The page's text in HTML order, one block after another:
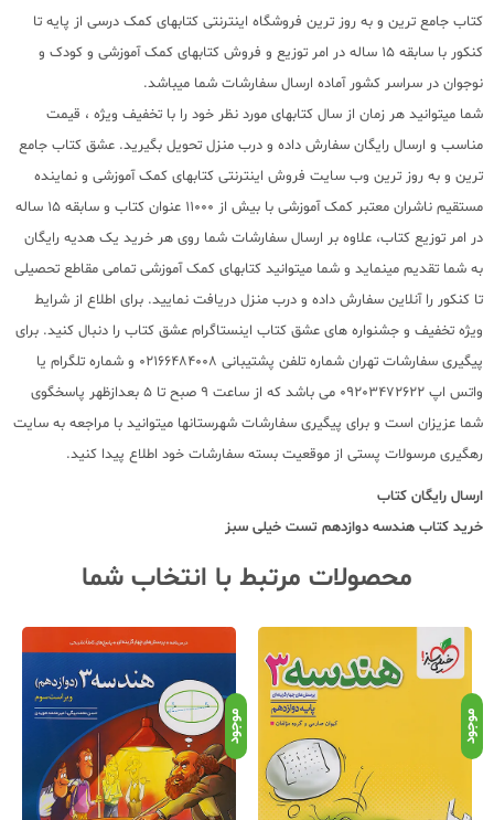
کتاب جامع ترین و به روز ترین فروشگاه اینترنتی کتابهای کمک درسی از پایه تا
کنکور با سابقه 15 ساله در امر توزیع و فروش کتابهای کمک آموزشی و کودک و
نوجوان در سراسر کشور آماده ارسال سفارشات شما میباشد.
شما میتوانید هر زمان از سال کتابهای مورد نظر خود را با تخفیف ویژه ، قیمت
مناسب و ارسال رایگان سفارش داده و درب منزل تحویل بگیرید. عشق کتاب جامع
ترین و به روز ترین وب سایت فروش اینترنتی کتابهای کمک آموزشی و نماینده
مستقیم ناشران معتبر کمک آموزشی با بیش از 11000 عنوان کتاب و سابقه 15 ساله
در امر توزیع کتاب، علاوه بر ارسال سفارشات شما روی هر خرید یک هدیه رایگان
به شما تقدیم مینماید و شما میتوانید کتابهای کمک آموزشی تمامی مقاطع تحصیلی
تا کنکور را آنلاین سفارش داده و درب منزل دریافت نمایید. برای اطلاع از شرایط
ویژه تخفیف و جشنواره های عشق کتاب اینستاگرام عشق کتاب را دنبال کنید. برای
پیگیری سفارشات تهران شماره تلفن پشتیبانی 02166484008 و شماره تلگرام یا
واتس اپ 09203472622 می باشد که از ساعت 9 صبح تا 5 بعدازظهر پاسخگوی
شما عزیزان است و برای پیگیری سفارشات شهرستانها میتوانید با مراجعه به سایت
رهگیری مرسولات پستی از موقعیت بسته سفارشات خود اطلاع پیدا کنید.
ارسال رایگان کتاب
خرید کتاب هندسه دوازدهم تست خیلی سبز
محصولات مرتبط با انتخاب شما
موجود موجود